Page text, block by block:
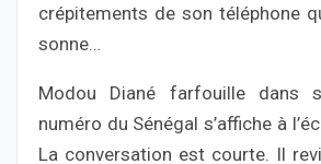
crépitements de son téléphone
sonne…
Modou Diané farfouille dans
numéro du Sénégal s’affiche à
La conversation est courte. Il